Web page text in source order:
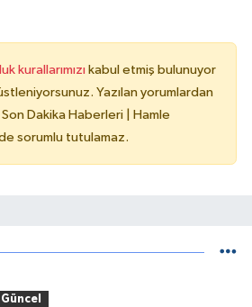
kurallarımızı kabul etmiş bulunuyor
Yazılan yorumlardan
Dakika Haberleri | Hamle
sorumlu tutulamaz.
Güncel